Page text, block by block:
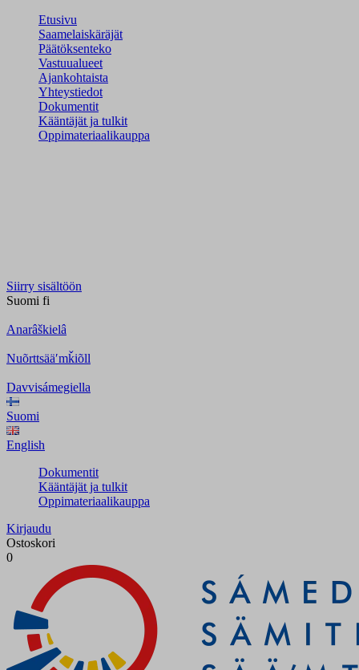
Etusivu
Saamelaiskäräjät
Päätöksenteko
Vastuualueet
Ajankohtaista
Yhteystiedot
Dokumentit
Kääntäjät ja tulkit
Oppimateriaalikauppa
Siirry sisältöön
Suomi fi
Anarâškielâ
Nuõrttsääʹmǩiõll
Davvisámegiella
Suomi
English
Dokumentit
Kääntäjät ja tulkit
Oppimateriaalikauppa
Kirjaudu
Ostoskori
0